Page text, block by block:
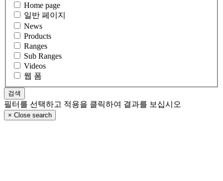
Home page
일반 페이지
News
Products
Ranges
Sub Ranges
Videos
웹 폼
필터를 선택하고 적용을 클릭하여 결과를 보십시오
× Close search